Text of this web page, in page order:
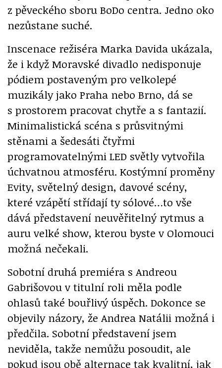
z pěveckého sboru BoDo centra. Jedno oko
nezůstane suché.
Inscenace režiséra Marka Davida ukázala,
že i když Moravské divadlo nedisponuje
pódiem postaveným pro velkolepé
muzikály jako Praha nebo Brno, dá se
s prostorem pracovat chytře a s fantazií.
Minimalistická scéna s průsvitnými
stěnami a šedesáti čtyřmi
programovatelnými LED světly vytvořila
úchvatnou atmosféru. Kostýmní proměny
Evity, světelný design, davové scény,
které vzápětí střídají ty sólové…to vše
dává představení neuvěřitelný rytmus a
auru velké show, kterou byste v Olomouci
možná nečekali.
Sobotní druhá premiéra s Andreou
Gabrišovou v titulní roli měla podle
ohlasů také bouřlivý úspěch. Dokonce se
objevily názory, že Andrea Natálii možná i
předčila. Sobotní představení jsem
neviděla, takže nemůžu posoudit, ale
pokud jsou obě alternace tak kvalitní, jak